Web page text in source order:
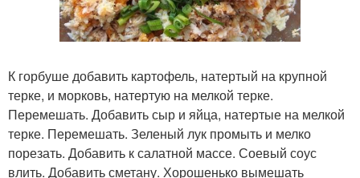
К горбуше добавить картофель, натертый на крупной
терке, и морковь, натертую на мелкой терке.
Перемешать. Добавить сыр и яйца, натертые на мелкой
терке. Перемешать. Зеленый лук промыть и мелко
порезать. Добавить к салатной массе. Соевый соус
влить. Добавить сметану. Хорошенько вымешать